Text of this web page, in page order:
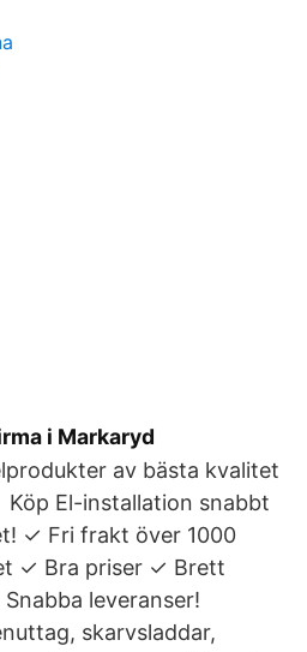
i Markaryd
av bästa kvalitet
El-installation snabbt
✓ Fri frakt över 1000
✓ Bra priser ✓ Brett
leveranser!
skarvsladdar,